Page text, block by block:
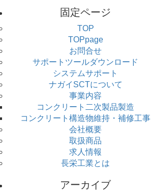
固定ページ
TOP
TOPpage
お問合せ
サポートツールダウンロード
システムサポート
ナガイSCTについて
事業内容
コンクリート二次製品製造
コンクリート構造物維持・補修工事
会社概要
取扱商品
求人情報
長栄工業とは
アーカイブ